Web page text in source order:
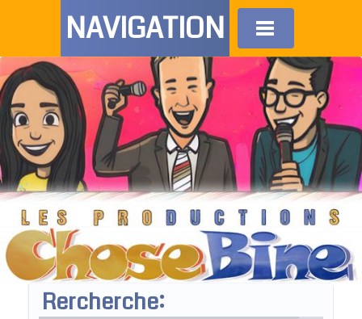
NAVIGATION
Rercherche: